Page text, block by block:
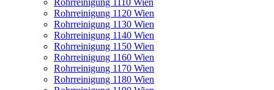
Rohrreinigung 1120 Wien
Rohrreinigung 1130 Wien
Rohrreinigung 1140 Wien
Rohrreinigung 1150 Wien
Rohrreinigung 1160 Wien
Rohrreinigung 1170 Wien
Rohrreinigung 1180 Wien